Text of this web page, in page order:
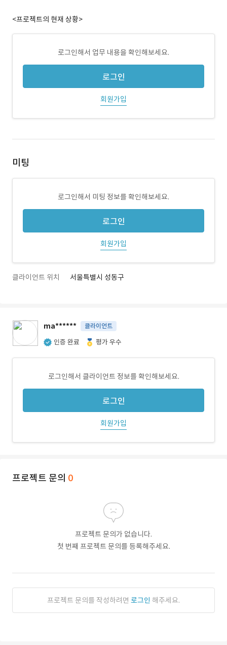
<프로젝트의 현재 상황>
로그인해서 업무 내용을 확인해보세요.
로그인
회원가입
미팅
로그인해서 미팅 정보를 확인해보세요.
로그인
회원가입
클라이언트 위치 서울특별시 성동구
ma****** 클라이언트
인증 완료 평가 우수
로그인해서 클라이언트 정보를 확인해보세요.
로그인
회원가입
프로젝트 문의 0
프로젝트 문의가 없습니다.
첫 번째 프로젝트 문의를 등록해주세요.
프로젝트 문의를 작성하려면 로그인 해주세요.